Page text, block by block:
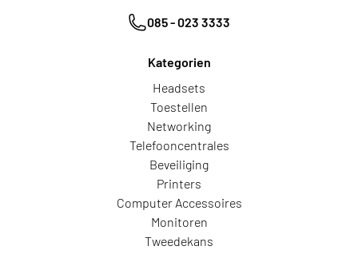
085 - 023 3333
Kategorien
Headsets
Toestellen
Networking
Telefooncentrales
Beveiliging
Printers
Computer Accessoires
Monitoren
Tweedekans